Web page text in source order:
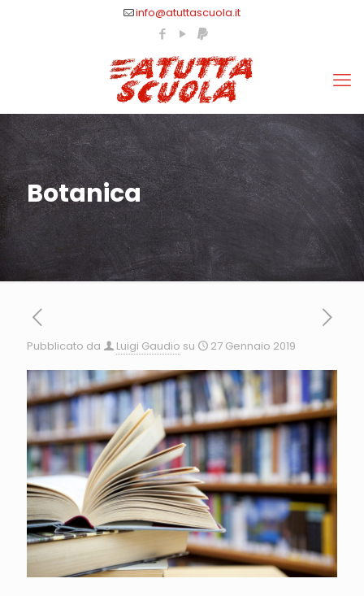
info@atuttascuola.it
Botanica
Pubblicato da Luigi Gaudio su 27 Gennaio 2019